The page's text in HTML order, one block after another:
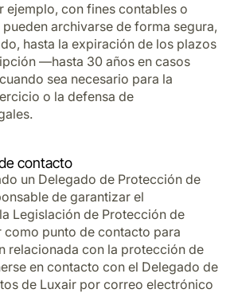
ejemplo, con fines contables o
archivarse de forma segura,
hasta la expiración de los plazos
—hasta 30 años en casos
sea necesario para la
o la defensa de
contacto
un Delegado de Protección de
de garantizar el
Legislación de Protección de
como punto de contacto para
relacionada con la protección de
en contacto con el Delegado de
de Luxair por correo electrónico